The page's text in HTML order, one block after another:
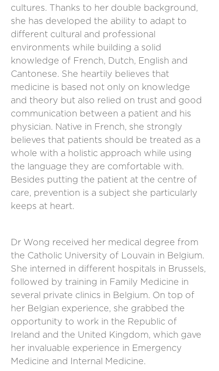
cultures. Thanks to her double background,
she has developed the ability to adapt to
different cultural and professional
environments while building a solid
knowledge of French, Dutch, English and
Cantonese. She heartily believes that
medicine is based not only on knowledge
and theory but also relied on trust and good
communication between a patient and his
physician. Native in French, she strongly
believes that patients should be treated as a
whole with a holistic approach while using
the language they are comfortable with.
Besides putting the patient at the centre of
care, prevention is a subject she particularly
keeps at heart.
Dr Wong received her medical degree from
the Catholic University of Louvain in Belgium.
She interned in different hospitals in Brussels,
followed by training in Family Medicine in
several private clinics in Belgium. On top of
her Belgian experience, she grabbed the
opportunity to work in the Republic of
Ireland and the United Kingdom, which gave
her invaluable experience in Emergency
Medicine and Internal Medicine.